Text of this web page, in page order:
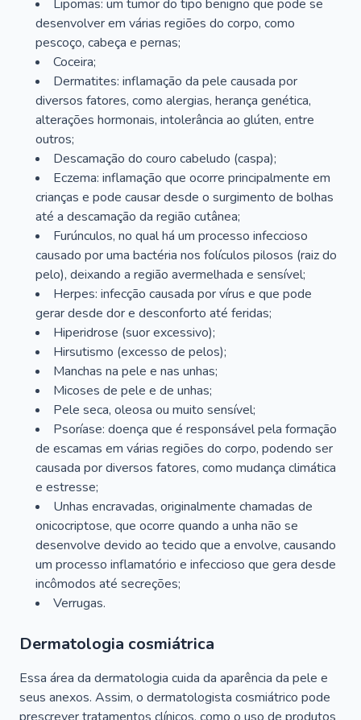
Lipomas: um tumor do tipo benigno que pode se
desenvolver em várias regiões do corpo, como
pescoço, cabeça e pernas;
Coceira;
Dermatites: inflamação da pele causada por
diversos fatores, como alergias, herança genética,
alterações hormonais, intolerância ao glúten, entre
outros;
Descamação do couro cabeludo (caspa);
Eczema: inflamação que ocorre principalmente em
crianças e pode causar desde o surgimento de bolhas
até a descamação da região cutânea;
Furúnculos, no qual há um processo infeccioso
causado por uma bactéria nos folículos pilosos (raiz do
pelo), deixando a região avermelhada e sensível;
Herpes: infecção causada por vírus e que pode
gerar desde dor e desconforto até feridas;
Hiperidrose (suor excessivo);
Hirsutismo (excesso de pelos);
Manchas na pele e nas unhas;
Micoses de pele e de unhas;
Pele seca, oleosa ou muito sensível;
Psoríase: doença que é responsável pela formação
de escamas em várias regiões do corpo, podendo ser
causada por diversos fatores, como mudança climática
e estresse;
Unhas encravadas, originalmente chamadas de
onicocriptose, que ocorre quando a unha não se
desenvolve devido ao tecido que a envolve, causando
um processo inflamatório e infeccioso que gera desde
incômodos até secreções;
Verrugas.
Dermatologia cosmiátrica
Essa área da dermatologia cuida da aparência da pele e
seus anexos. Assim, o dermatologista cosmiátrico pode